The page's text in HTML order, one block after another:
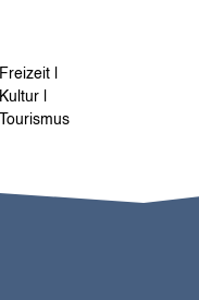
Freizeit |
Kultur |
Tourismus